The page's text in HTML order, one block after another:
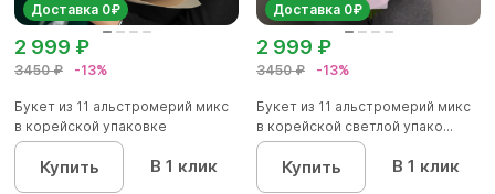
Доставка 0₽
3450 ₽ -13%
2 999 ₽
Букет из 11 альстромерий микс
в корейской упаковке
Купить В 1 клик
Доставка 0₽
3450 ₽ -13%
2 999 ₽
Букет из 11 альстромерий микс
в корейской светлой упако...
Купить В 1 клик